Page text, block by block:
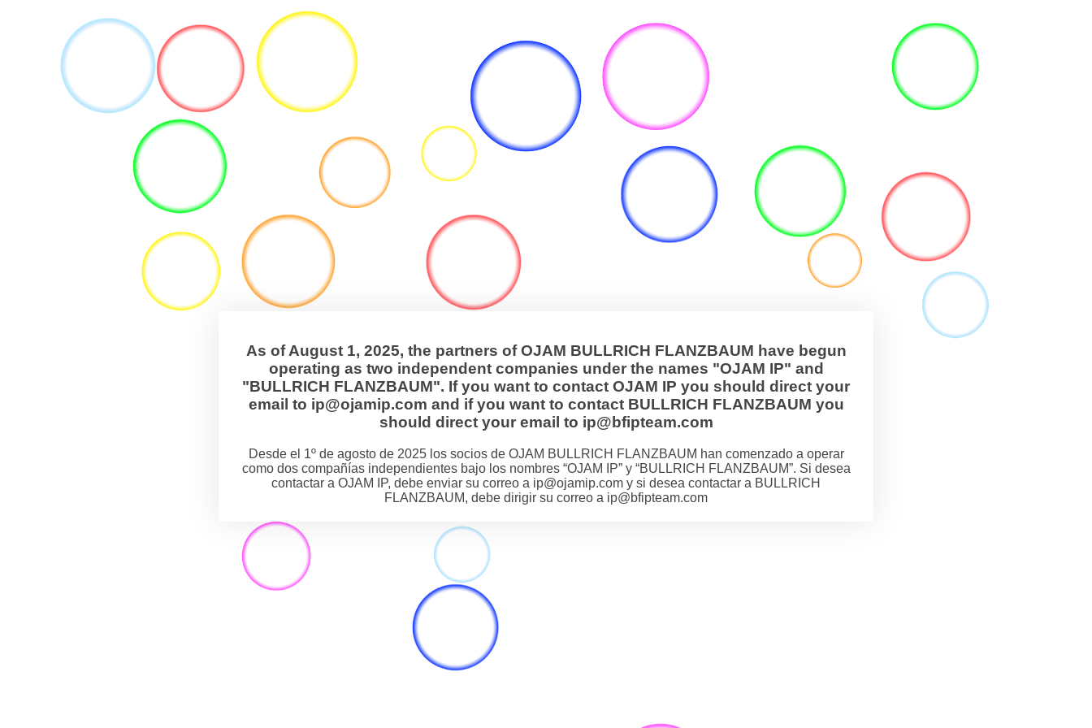
As of August 1, 2025, the partners of OJAM BULLRICH FLANZBAUM have begun
operating as two independent companies under the names "OJAM IP" and
"BULLRICH FLANZBAUM". If you want to contact OJAM IP you should direct your
email to ip@ojamip.com and if you want to contact BULLRICH FLANZBAUM you
should direct your email to ip@bfipteam.com
Desde el 1º de agosto de 2025 los socios de OJAM BULLRICH FLANZBAUM han comenzado a operar
como dos compañías independientes bajo los nombres “OJAM IP” y “BULLRICH FLANZBAUM”. Si desea
contactar a OJAM IP, debe enviar su correo a ip@ojamip.com y si desea contactar a BULLRICH
FLANZBAUM, debe dirigir su correo a ip@bfipteam.com